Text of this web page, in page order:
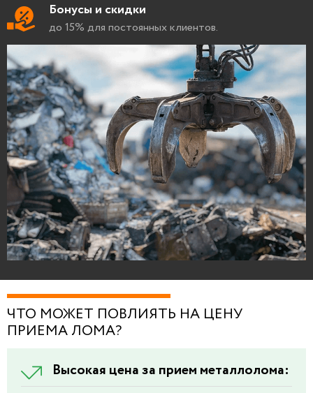
Бонусы и скидки
до 15% для постоянных клиентов.
ЧТО МОЖЕТ ПОВЛИЯТЬ НА ЦЕНУ
ПРИЕМА ЛОМА?
Высокая цена за прием металлолома: